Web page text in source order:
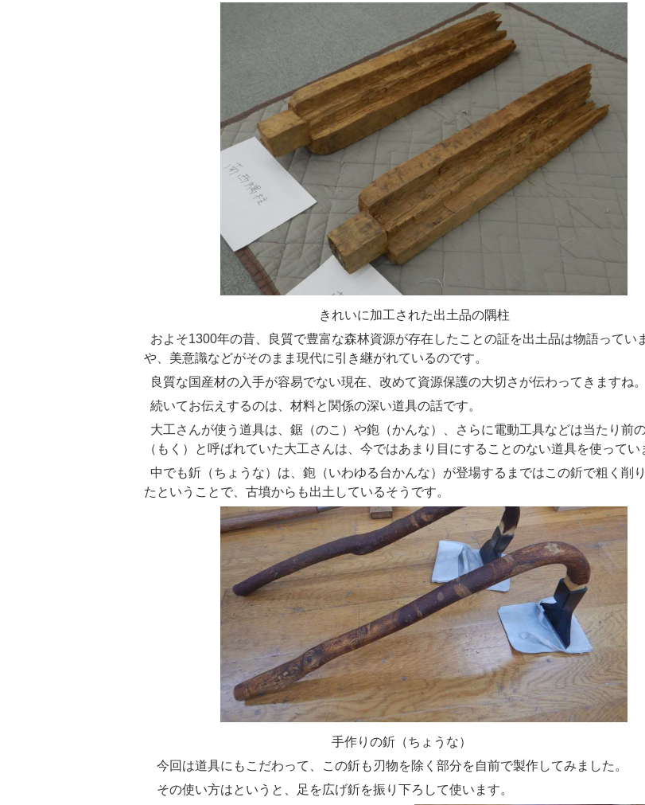
きれいに加工された出土品の隅柱
およそ1300年の昔、良質で豊富な森林資源が存在したことの証を出土品は物語ってい
や、美意識などがそのまま現代に引き継がれているのです。
良質な国産材の入手が容易でない現在、改めて資源保護の大切さが伝わってきますね。
続いてお伝えするのは、材料と関係の深い道具の話です。
大工さんが使う道具は、鋸（のこ）や鉋（かんな）、さらに電動工具などは当たり前
（もく）と呼ばれていた大工さんは、今ではあまり目にすることのない道具を使って
中でも釿（ちょうな）は、鉋（いわゆる台かんな）が登場するまではこの釿で粗く削
たということで、古墳からも出土しているそうです。
手作りの釿（ちょうな）
今回は道具にもこだわって、この釿も刃物を除く部分を自前で製作してみました。
その使い方はというと、足を広げ釿を振り下ろして使います。